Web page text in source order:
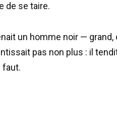
de se taire.
un homme noir —
pas non plus : il
faut.